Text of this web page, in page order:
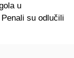
u
su odlučili